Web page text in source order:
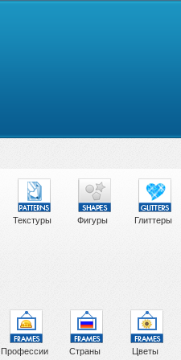
Текстуры Фигуры Глиттеры
Профессии Страны Цветы